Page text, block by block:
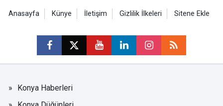
Anasayfa Künye İletişim Gizlilik İlkeleri Sitene Ekle
Konya Haberleri